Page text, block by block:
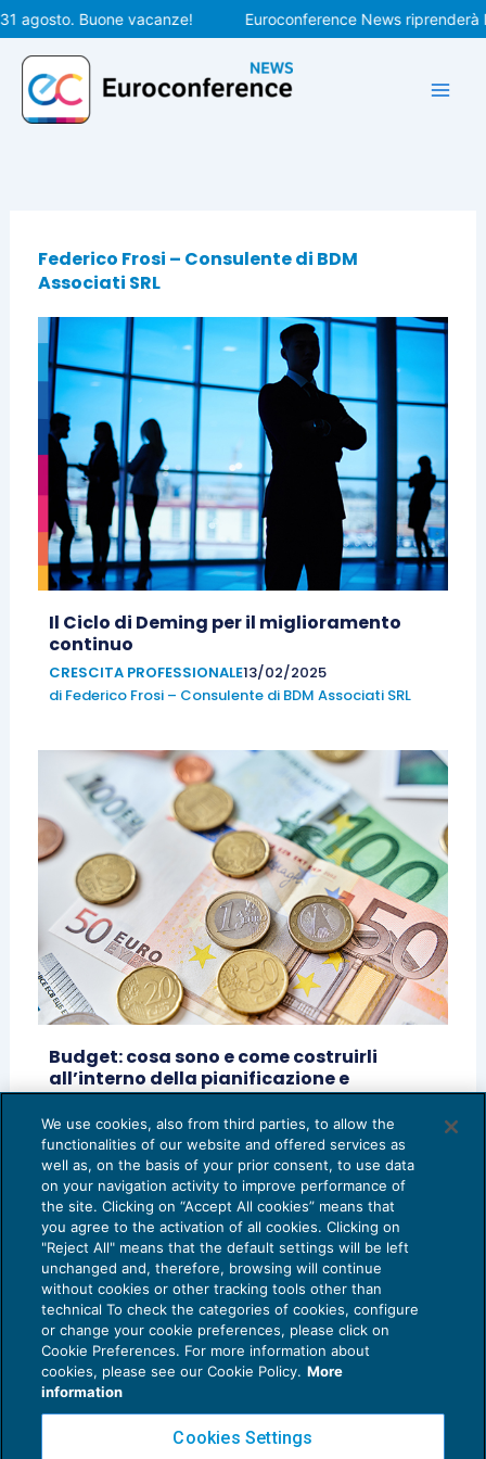
Vai
al
contenuto
agosto. Buone vacanze! Euroconference News riprenderà
Federico Frosi – Consulente di BDM
Associati SRL
Il Ciclo di Deming per il miglioramento
continuo
CRESCITA PROFESSIONALE13/02/2025
di Federico Frosi – Consulente di BDM Associati SRL
Budget: cosa sono e come costruirli
all’interno della pianificazione e
controllo
CRESCITA PROFESSIONALE08/03/2023
diFederico Frosi – Consulente di BDM Associati SRL
Privacy Policy
Cookie Policy
We use cookies, also from third parties, to allow the
functionalities of our website and offered services as
well as, on the basis of your prior consent, to use data
on your navigation activity to improve performance of
the site. Clicking on “Accept All cookies” means that
you agree to the activation of all cookies. Clicking on
"Reject All" means that the default settings will be left
unchanged and, therefore, browsing will continue
without cookies or other tracking tools other than
technical To check the categories of cookies, configure
or change your cookie preferences, please click on
Cookie Preferences. For more information about
cookies, please see our Cookie Policy. More
information
Cookies Settings